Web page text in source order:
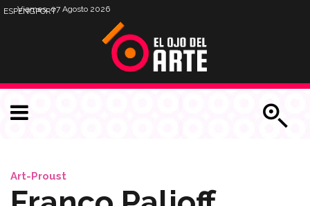
Viernes, 07 Agosto 2026
ESPENGPORT
Art-Proust